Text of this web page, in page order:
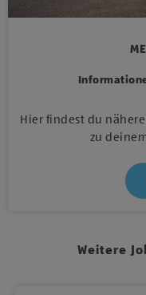
Hier findest du
zu
Weitere